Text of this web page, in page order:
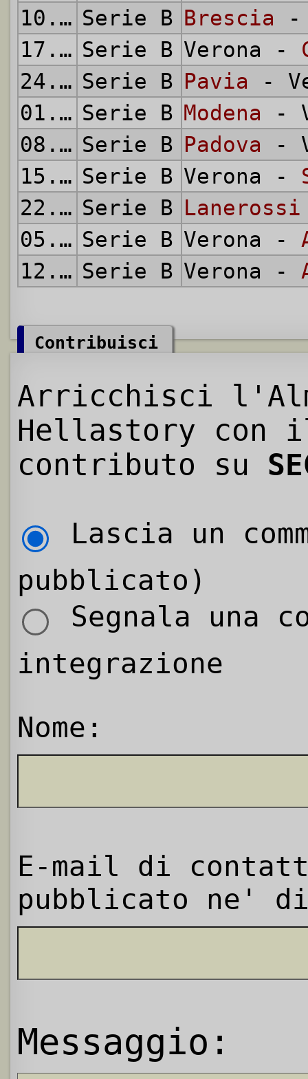
10.04.1955 Serie B Brescia -
17.04.1955 Serie B Verona -
24.04.1955 Serie B Pavia -
01.05.1955 Serie B Modena -
08.05.1955 Serie B Padova -
15.05.1955 Serie B Verona -
22.05.1955 Serie B
05.06.1955 Serie B Verona -
12.06.1955 Serie B Verona -
Contribuisci
Arricchisci
Hellastory con
contributo su
Lascia un
pubblicato)
Segnala una
integrazione
Nome:
E-mail di
pubblicato ne'
Messaggio: